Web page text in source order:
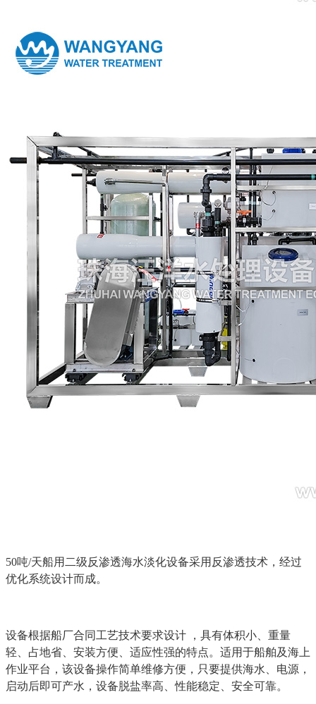
50吨/天船用二级反渗透海水淡化设备采用反渗透技术， 经过
优化系统设计而成。
设备根据船厂合同工艺技术要求设计 ，具有体积小、重量
轻、占地省、安装方便、适应性强的特点。适用于船舶及海上
作业平台，该设备操作简单维修方便，只要提供海水、电源，
启动后即可产水，设备脱盐率高、性能稳定、安全可靠。